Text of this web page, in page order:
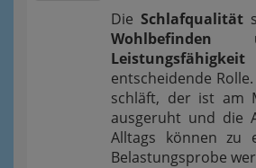
Die Schlafqualität
Leistungsfähigkeit
entscheidende
schläft, der ist am
ausgeruht und die
Alltags können zu
Belastungsprobe